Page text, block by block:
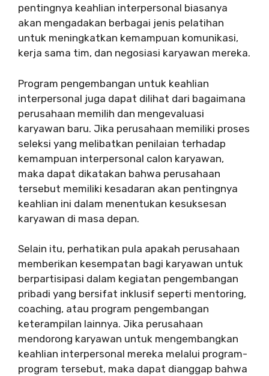
pentingnya keahlian interpersonal biasanya
akan mengadakan berbagai jenis pelatihan
untuk meningkatkan kemampuan komunikasi,
kerja sama tim, dan negosiasi karyawan mereka.
Program pengembangan untuk keahlian
interpersonal juga dapat dilihat dari bagaimana
perusahaan memilih dan mengevaluasi
karyawan baru. Jika perusahaan memiliki proses
seleksi yang melibatkan penilaian terhadap
kemampuan interpersonal calon karyawan,
maka dapat dikatakan bahwa perusahaan
tersebut memiliki kesadaran akan pentingnya
keahlian ini dalam menentukan kesuksesan
karyawan di masa depan.
Selain itu, perhatikan pula apakah perusahaan
memberikan kesempatan bagi karyawan untuk
berpartisipasi dalam kegiatan pengembangan
pribadi yang bersifat inklusif seperti mentoring,
coaching, atau program pengembangan
keterampilan lainnya. Jika perusahaan
mendorong karyawan untuk mengembangkan
keahlian interpersonal mereka melalui program-
program tersebut, maka dapat dianggap bahwa